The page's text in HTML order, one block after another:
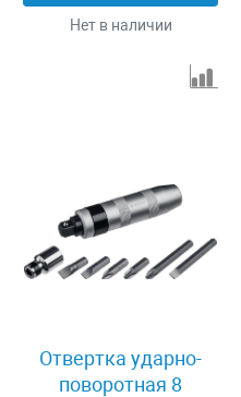
Нет в наличии
Отвертка ударно-
поворотная 8